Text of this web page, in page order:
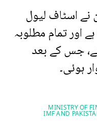
نے اسٹاف لیول
اور تمام مطلوبہ
جس کے بعد
ہوئی۔
MINISTRY OF
IMF AND